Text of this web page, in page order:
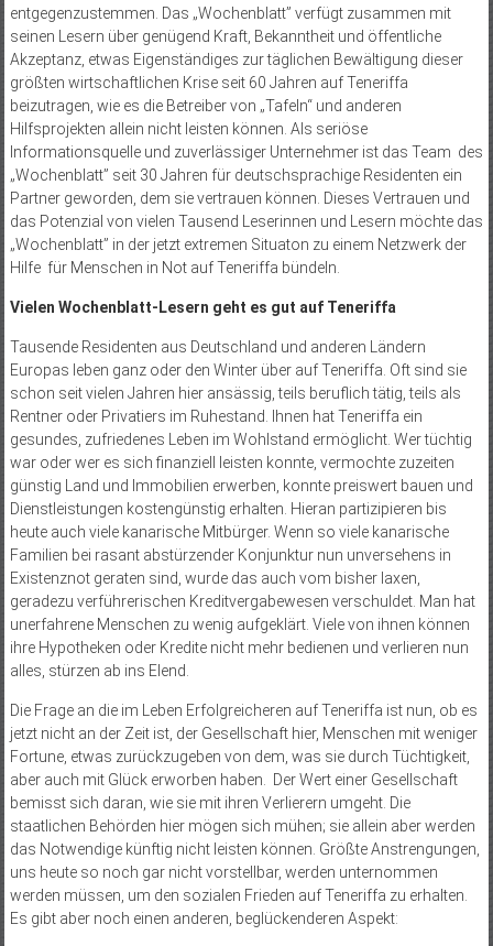
entgegenzustemmen. Das „Wochenblatt” verfügt zusammen mit
seinen Lesern über genügend Kraft, Bekanntheit und öffentliche
Akzeptanz, etwas Eigenständiges zur täglichen Bewältigung dieser
größten wirtschaftlichen Krise seit 60 Jahren auf Teneriffa
beizutragen, wie es die Betreiber von „Tafeln“ und anderen
Hilfsprojekten allein nicht leis­ten können. Als seriöse
Informationsquelle und zuverlässiger Unternehmer ist das Team des
„Wochenblatt” seit 30 Jahren für deutschsprachige Residenten ein
Partner geworden, dem sie vertrauen können. Dieses Vertrauen und
das Potenzial von vielen Tausend Leserinnen und Lesern möchte das
„Wochenblatt” in der jetzt extremen Situaton zu einem Netzwerk der
Hilfe für Menschen in Not auf Teneriffa bündeln.
Vielen Wochenblatt-Lesern geht es gut auf Teneriffa
Tausende Residenten aus Deutschland und anderen Ländern
Europas leben ganz oder den Winter über auf Teneriffa. Oft sind sie
schon seit vielen Jahren hier ansässig, teils beruflich tätig, teils als
Rentner oder Privatiers im Ruhestand. Ihnen hat Teneriffa ein
gesundes, zufriedenes Leben im Wohlstand ermöglicht. Wer tüchtig
war oder wer es sich finanziell leisten konnte, vermochte zuzeiten
günstig Land und Immobilien erwerben, konnte preiswert bauen und
Dienstleistungen kostengüns­tig erhalten. Hieran partizipieren bis
heute auch viele kanarische Mitbürger. Wenn so viele kanarische
Familien bei rasant abstürzender Konjunktur nun unversehens in
Existenznot geraten sind, wurde das auch vom bisher laxen,
geradezu verführerischen Kreditvergabewesen verschuldet. Man hat
unerfahrene Menschen zu wenig aufgeklärt. Viele von ihnen können
ihre Hypotheken oder Kredite nicht mehr bedienen und verlieren nun
alles, stürzen ab ins Elend.
Die Frage an die im Leben Erfolgreicheren auf Teneriffa ist nun, ob es
jetzt nicht an der Zeit ist, der Gesellschaft hier, Menschen mit weniger
Fortune, etwas zurückzugeben von dem, was sie durch Tüchtigkeit,
aber auch mit Glück erworben haben. Der Wert einer Gesellschaft
bemisst sich daran, wie sie mit ihren Verlierern umgeht. Die
staatlichen Behörden hier mögen sich mühen; sie allein aber werden
das Notwendige künftig nicht leisten können. Größte Anstrengungen,
uns heute so noch gar nicht vorstellbar, werden unternommen
werden müssen, um den sozialen Frieden auf Teneriffa zu erhalten.
Es gibt aber noch einen anderen, beglückenderen Aspekt: